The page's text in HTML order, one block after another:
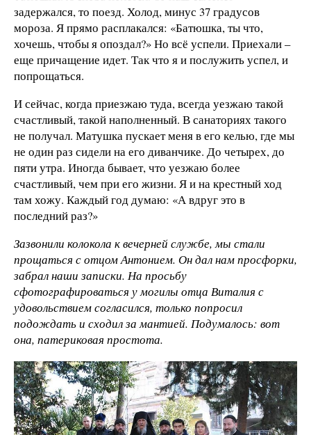
задержался, то поезд. Холод, минус 37 градусов
мороза. Я прямо расплакался: «Батюшка, ты что,
хочешь, чтобы я опоздал?» Но всё успели. Приехали –
еще причащение идет. Так что я и послужить успел, и
попрощаться.
И сейчас, когда приезжаю туда, всегда уезжаю такой
счастливый, такой наполненный. В санаториях такого
не получал. Матушка пускает меня в его келью, где мы
не один раз сидели на его диванчике. До четырех, до
пяти утра. Иногда бывает, что уезжаю более
счастливый, чем при его жизни. Я и на крестный ход
там хожу. Каждый год думаю: «А вдруг это в
последний раз?»
Зазвонили колокола к вечерней службе, мы стали
прощаться с отцом Антонием. Он дал нам просфорки,
забрал наши записки. На просьбу
сфотографироваться у могилы отца Виталия с
удовольствием согласился, только попросил
подождать и сходил за мантией. Подумалось: вот
она, патериковая простота.